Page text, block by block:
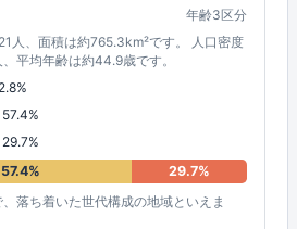
年齢3区分
人、面積は約765.3km²です。 人口密度
平均年齢は約44.9歳です。
57.4%
29.7%
落ち着いた世代構成の地域といえま